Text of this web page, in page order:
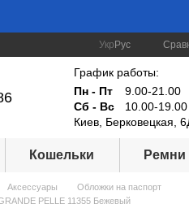
Укр Рус
График работы:
Пн - Пт
9.00-21.00
Сб - Вс
10.00-19.00
Киев, Берковецкая,
Кошельки Ремни
Аксессуары
Обложки на паспорт
PELLE 11355 Бежевый